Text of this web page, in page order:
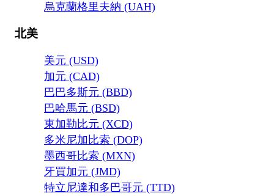
烏克蘭格里夫納 (UAH)
北美
美元 (USD)
加元 (CAD)
巴巴多斯元 (BBD)
巴哈馬元 (BSD)
東加勒比元 (XCD)
多米尼加比索 (DOP)
墨西哥比索 (MXN)
牙買加元 (JMD)
特立尼達和多巴哥元 (TTD)